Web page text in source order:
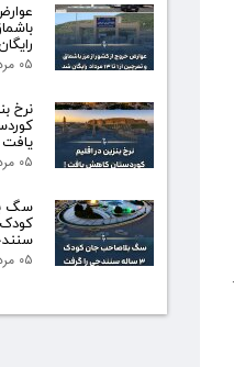
۰۵ مرداد ۰۵
نرخ
یافت
۰۵ مرداد ۰۵
سگ
۰۵ مرداد ۰۵